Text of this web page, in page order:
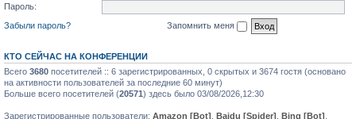
Пароль:
Забыли пароль?
Запомнить меня
КТО СЕЙЧАС НА КОНФЕРЕНЦИИ
Всего 3680 посетителей :: 6 зарегистрированных, 0 скрытых и 3674 гостя (основано
на активности пользователей за последние 60 минут)
Больше всего посетителей (20571) здесь было 03/08/2026,12:30
Зарегистрированные пользователи: Amazon [Bot] Baidu [Spider] Bing [Bot]